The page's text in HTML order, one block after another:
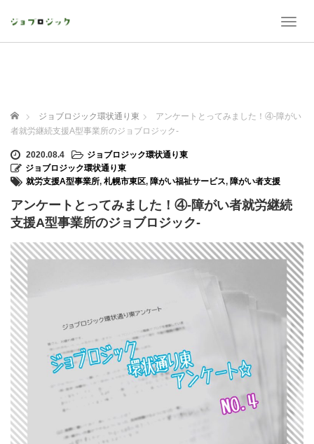
T
a
i
ホーム ジョブロジック環状通り東
アンケートとってみました！④-障がい
者就労継続支援A型事業所のジョブロジック-
2020.08.4
ジョブロジック環状通り東
ジョブロジック環状通り東
就労支援A型事業所, 札幌市東区, 障がい福祉サービス, 障がい者支援
アンケートとってみました！④-障がい者就労継続
支援A型事業所のジョブロジック-